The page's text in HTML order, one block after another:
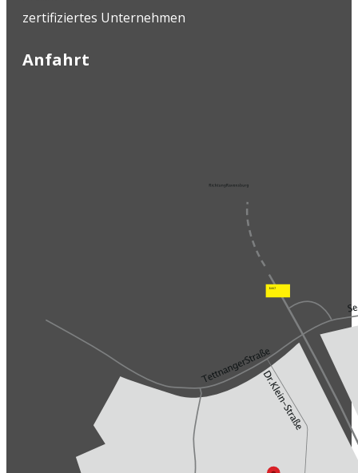
zertifiziertes Unternehmen
Anfahrt